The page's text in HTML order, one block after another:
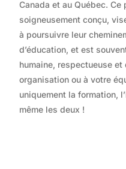
Canada et au Québec. Ce
soigneusement conçu,
à poursuivre leur
d’éducation, et est
humaine, respectueuse
organisation ou à votre
uniquement la formation,
même les deux !